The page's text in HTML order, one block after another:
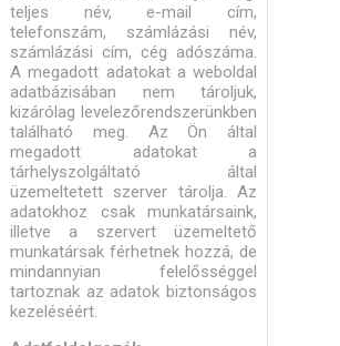
teljes név, e-mail cím,
telefonszám, számlázási név,
számlázási cím, cég adószáma.
A megadott adatokat a weboldal
adatbázisában nem tároljuk,
kizárólag levelezőrendszerünkben
található meg. Az Ön által
megadott adatokat a
tárhelyszolgáltató által
üzemeltetett szerver tárolja. Az
adatokhoz csak munkatársaink,
illetve a szervert üzemeltető
munkatársak férhetnek hozzá, de
mindannyian felelősséggel
tartoznak az adatok biztonságos
kezeléséért.